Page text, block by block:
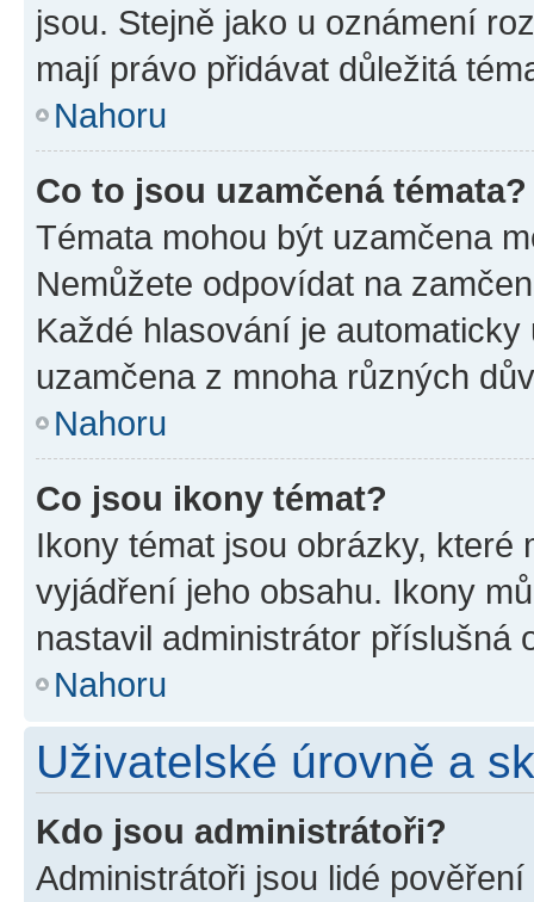
jsou. Stejně jako u oznámení
mají právo přidávat důležitá
Nahoru
Co to jsou uzamčená témata?
Témata mohou být uzamčena
Nemůžete odpovídat na
Každé hlasování je
uzamčena z mnoha různých
Nahoru
Co jsou ikony témat?
Ikony témat jsou obrázky,
vyjádření jeho obsahu. Ikony
nastavil administrátor příslušná
Nahoru
Uživatelské úrovně a
Kdo jsou administrátoři?
Administrátoři jsou lidé